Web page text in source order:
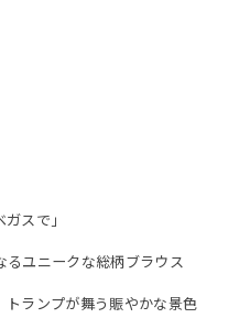
スで」
るユニークな総柄ブラウス
トランプが舞う賑やかな景色